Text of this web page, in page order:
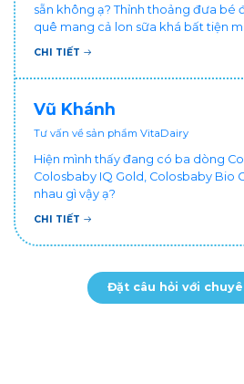
sẵn không ạ? Thỉnh thoảng đưa bé
quê mang cả lon sữa khá bất tiện
đổi cho bé dùng sữa tươi hộp khác
CHI TIẾT
Vũ Khánh
Tư vấn về sản phẩm VitaDairy
Hiện mình thấy đang có ba dòng
Colosbaby IQ Gold, Colosbaby Bio
nhau gì vậy ạ?
CHI TIẾT
Đặt câu hỏi với